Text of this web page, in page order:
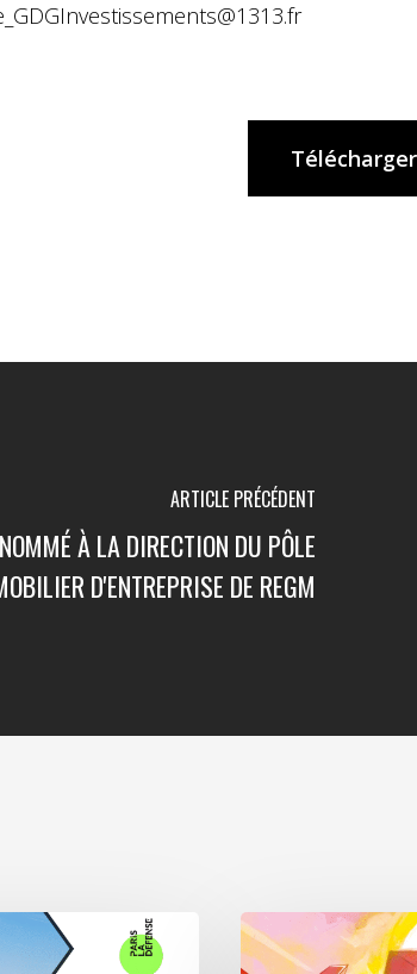
1313.fr
ARTICLE PRÉCÉDENT
À LA DIRECTION DU PÔLE
D'ENTREPRISE DE REGM
Paris
La